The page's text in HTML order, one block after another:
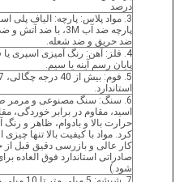
درصد
3. مواد پلاس: پارچه: الیاف پلی
ضد حریق و ضد شعله.
پایان رسم آینه یا سیم.
استاندارد.
6. سنگ: سنگ مصنوعی و مرمر
اسید، مقاوم در برابر خوردگی،
کرد. مواد با کیفیت بالا تنها
کار عالی و بازرسی دقیق قبل از
صادراتی استاندارد فوق العاده
شود.)